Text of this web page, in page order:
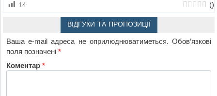
14 ()
ВІДГУКИ ТА ПРОПОЗИЦІЇ
Ваша e-mail адреса не оприлюднюватиметься. Обов’язкові
поля позначені*
Коментар*